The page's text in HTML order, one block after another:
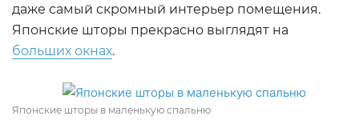
даже самый скромный интерьер помещения.
Японские шторы прекрасно выглядят на
больших окнах.
Японские шторы в маленькую спальню